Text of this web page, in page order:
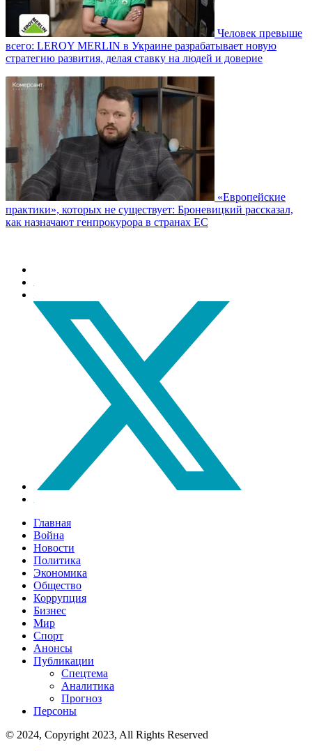
Человек превыше
всего: LEROY MERLIN в Украине разрабатывает новую
стратегию развития, делая ставку на людей и доверие
«Европейские
практики», которых не существует: Броневицкий рассказал,
как назначают генпрокурора в странах ЕС
Главная
Война
Новости
Политика
Экономика
Общество
Коррупция
Бизнес
Мир
Спорт
Анонсы
Публикации
Спецтема
Аналитика
Прогноз
Персоны
© 2024, Copyright 2023, All Rights Reserved